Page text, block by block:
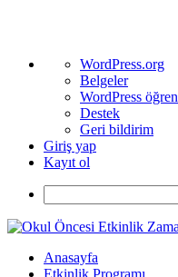
WordPress
hakkında
WordPress.org
Belgeler
WordPress
Destek
Geri bildirim
Giriş yap
Kayıt ol
Anasayfa
Etkinlik Programı